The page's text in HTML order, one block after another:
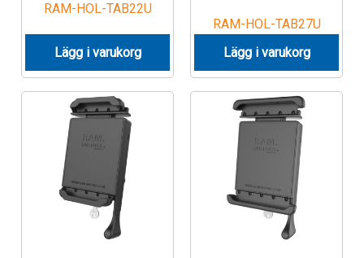
RAM-HOL-TAB22U
Lägg i varukorg
RAM-HOL-TAB27U
Lägg i varukorg